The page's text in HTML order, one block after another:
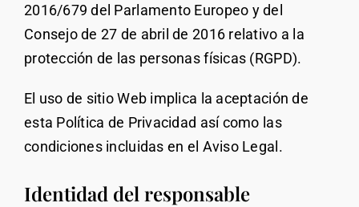
2016/679 del Parlamento Europeo y del
Consejo de 27 de abril de 2016 relativo a la
protección de las personas físicas (RGPD).
El uso de sitio Web implica la aceptación de
esta Política de Privacidad así como las
condiciones incluidas en el Aviso Legal.
Identidad del responsable